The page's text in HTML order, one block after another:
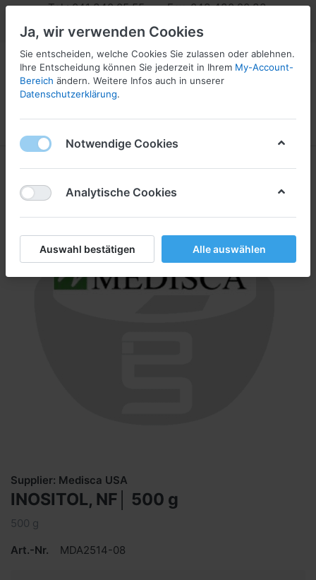
Tel.: 041 340 05 55 Fax: 043 430 20 33
info@pharmaserv.com
Supplier: Medisca USA
INOSITOL, NF│ 500 g
500 g
Art.-Nr.
MDA2514-08
Ja, wir verwenden Cookies
Sie entscheiden, welche Cookies Sie zulassen oder ablehnen.
Ihre Entscheidung können Sie jederzeit in Ihrem My-Account-
Bereich ändern. Weitere Infos auch in unserer
Datenschutzerklärung.
Notwendige Cookies
Analytische Cookies
Auswahl bestätigen Alle auswählen